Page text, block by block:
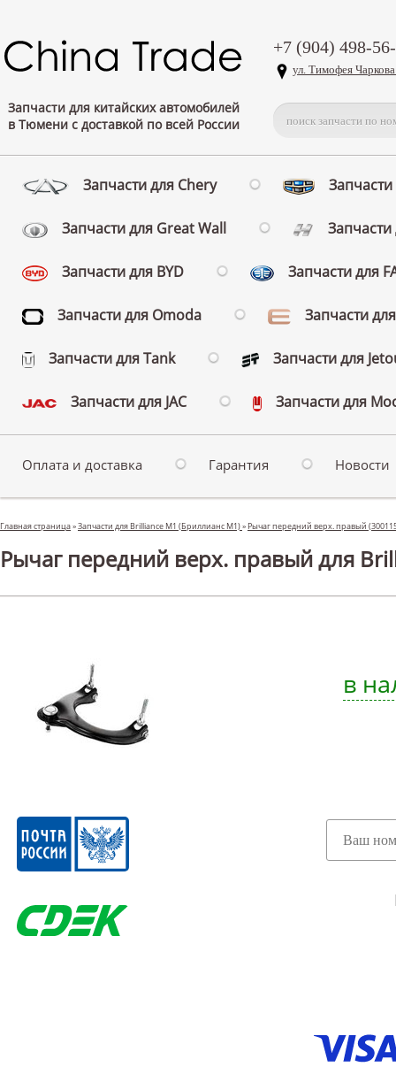
Запчасти для китайских автомобилей
в Тюмени с доставкой по всей России
+7 (904) 498-
ул. Тимофея
Запчасти для Chery
Запчасти для Great Wall
Запчасти для BYD Запчасти для
Запчасти для Omoda Запчасти
Запчасти для Tank Запчасти для
Запчасти для JAC Запчасти для
Оплата и доставка Гарантия Новости
Главная страница»Запчасти для Brilliance M1 (Бриллианс М1)» Рычаг передний верх. правый
Рычаг передний верх. правый для
в